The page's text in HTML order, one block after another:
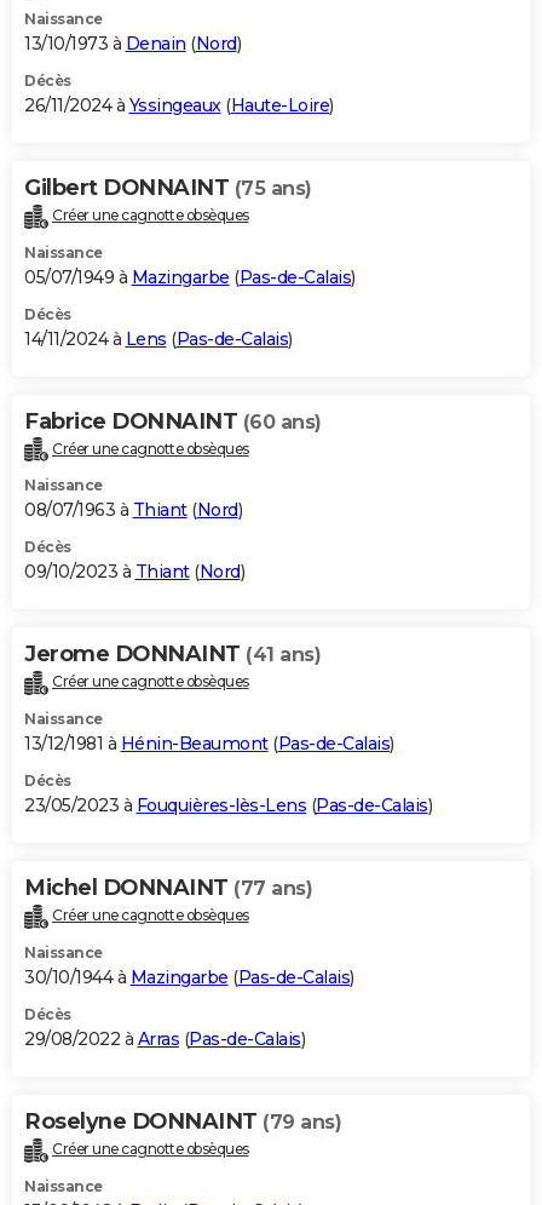
Naissance
13/10/1973 à Denain (Nord)
Décès
26/11/2024 à Yssingeaux(Haute-Loire)
Gilbert DONNAINT (75 ans)
Créer une cagnotte obsèques
Naissance
05/07/1949 à Mazingarbe (Pas-de-Calais)
Décès
14/11/2024 à Lens (Pas-de-Calais)
Fabrice DONNAINT (60 ans)
Créer une cagnotte obsèques
Naissance
08/07/1963 à Thiant(Nord)
Décès
09/10/2023 à Thiant(Nord)
Jerome DONNAINT (41 ans)
Créer une cagnotte obsèques
Naissance
13/12/1981 à Hénin-Beaumont(Pas-de-Calais)
Décès
23/05/2023 à Fouquières-lès-Lens (Pas-de-Calais)
Michel DONNAINT (77 ans)
Créer une cagnotte obsèques
Naissance
30/10/1944 à Mazingarbe (Pas-de-Calais)
Décès
29/08/2022 à Arras (Pas-de-Calais)
Roselyne DONNAINT (79 ans)
Créer une cagnotte obsèques
Naissance